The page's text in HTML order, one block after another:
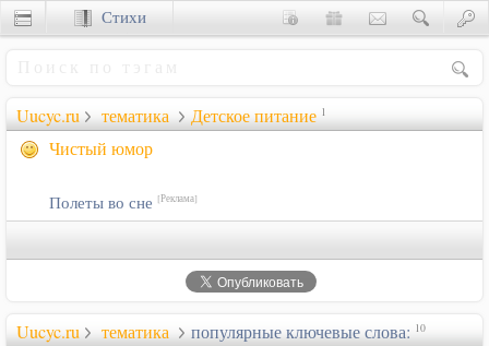
Uucyc.ru тематика Детское питание 1
Чистый юмор
Полеты во сне [Реклама]
Uucyc.ru тематика популярные ключевые слова: 10
Стихи